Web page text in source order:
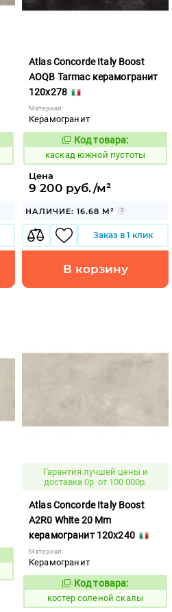
Atlas Concorde Italy Boost
AOQB Tarmac керамогранит
120x278
Материал:
Керамогранит
640199
Код товара:
каскад южной пустоты
Цена
9 200 руб./м²
НАЛИЧИЕ: 16.68 М²
Заказ в 1 клик
В корзину
Гарантия лучшей цены и
доставка 0р. от 100 000р.
Atlas Concorde Italy Boost
A2R0 White 20 Mm
керамогранит 120x240
Материал:
Керамогранит
808591
Код товара:
костер соленой скалы